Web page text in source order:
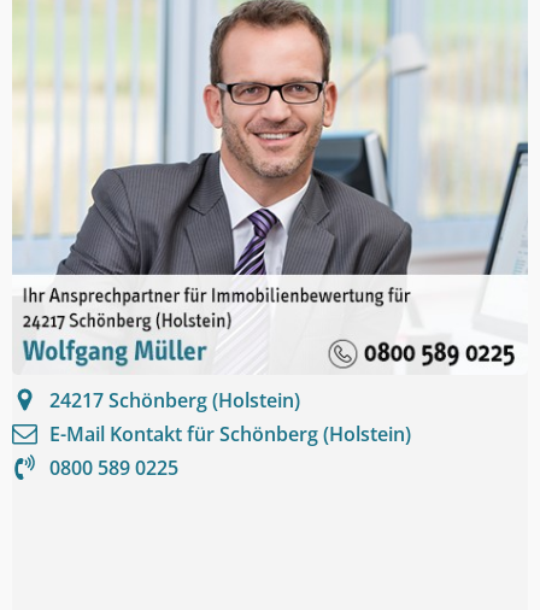
24217Schönberg (Holstein)
E-Mail Kontakt fürSchönberg (Holstein)
0800 589 0225